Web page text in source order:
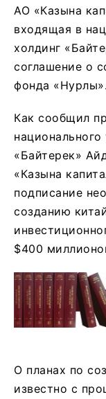
АО «Казына
входящая в
холдинг
соглашение о
фонда «Нурлы».
Как сообщил
«Байтерек»
«Казына
подписание
созданию
$400
О планах по
известно с